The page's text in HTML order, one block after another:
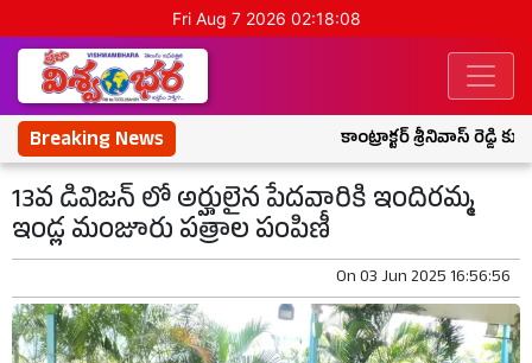
Fri Aug 7 2026 02:18:09
Breaking News కాంట్రాక్టర్ శ్రీనివాస్ రెడ్డి
13వ డివిజన్ లో అర్హులైన పేదవారికి ఇందిరమ్మ
ఇండ్ల మంజూరు పత్రాల పంపిణీ
On03 Jun 2025 16:56:56